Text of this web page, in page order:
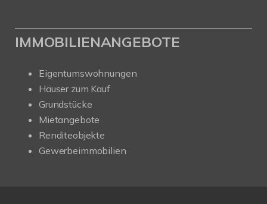
IMMOBILIENANGEBOTE
Eigentumswohnungen
Häuser zum Kauf
Grundstücke
Mietangebote
Renditeobjekte
Gewerbeimmobilien